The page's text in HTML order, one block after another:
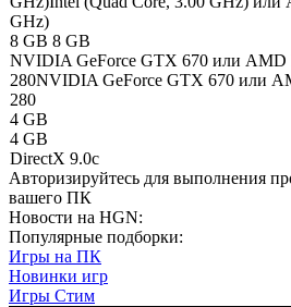
GHz)
8 GB 8 GB
NVIDIA GeForce GTX 670 или AMD
280NVIDIA GeForce GTX 670 или
280
4 GB
4 GB
DirectX 9.0c
Авторизируйтесь для выполнения
вашего ПК
Новости на HGN:
Популярные подборки:
Игры на ПК
Новинки игр
Игры Стим